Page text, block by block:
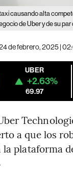
causando alta
de Uber y de su
de febrero, 2025 |
UBER
+2.63%
69.97
a que los
plataforma